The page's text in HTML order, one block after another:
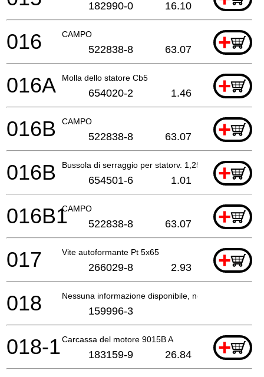
182990-0 16.10
CAMPO +
016 522838-8 63.07
Molla dello statore Cb5 +
016A 654020-2 1.46
CAMPO +
016B 522838-8 63.07
Bussola di serraggio per statorv. 1,25mm +
016B 654501-6 1.01
CAMPO +
016B1 522838-8 63.07
Vite autoformante Pt 5x65 +
017 266029-8 2.93
Nessuna informazione disponibile, non ordinabile
018 159996-3
Carcassa del motore 9015B A +
018-1 183159-9 26.84